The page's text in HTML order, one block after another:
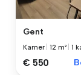
Gent
Kamer |12 m² |1
€ 550